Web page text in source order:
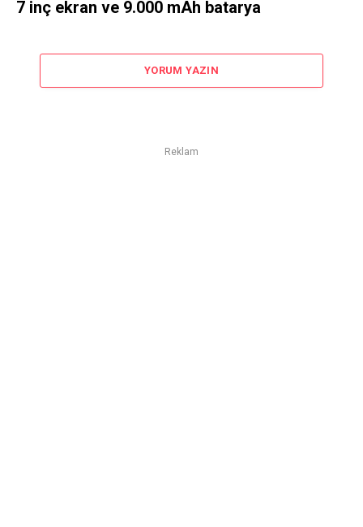
7 inç ekran ve 9.000 mAh batarya
YORUM YAZIN
Reklam